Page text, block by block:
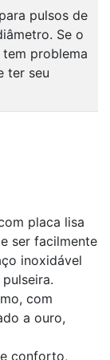
pulsos de
Se o
problema
ter seu
placa lisa
ser facilmente
inoxidável
com
a ouro,
conforto,